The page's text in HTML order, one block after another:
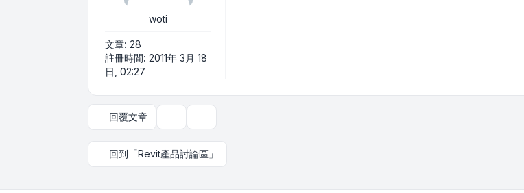
woti
文章: 28
註冊時間: 2011年 3月 18
日, 02:27
回覆文章
回到「Revit產品討論區」